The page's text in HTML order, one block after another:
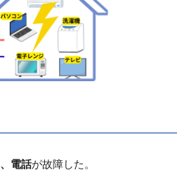
電話が故障した。